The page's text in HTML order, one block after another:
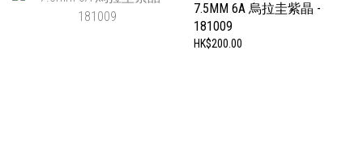
7.5MM 6A 烏拉圭紫晶 -
181009
HK$200.00